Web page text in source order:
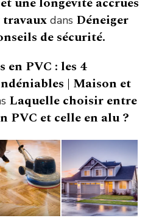
travaux dans Déneiger
de sécurité.
en PVC : les 4
| Maison et
Laquelle choisir entre
PVC et celle en alu ?